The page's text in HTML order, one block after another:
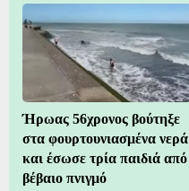
Ήρωας 56χρονος βούτηξε
στα φουρτουνιασμένα νερά
και έσωσε τρία παιδιά από
βέβαιο πνιγμό